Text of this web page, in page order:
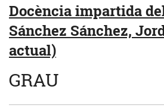
Docència impartida
Sánchez Sánchez,
actual)
GRAU